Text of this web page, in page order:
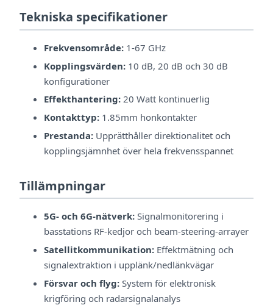
Tekniska specifikationer
Frekvensområde: 1-67 GHz
Kopplingsvärden: 10 dB, 20 dB och 30 dB
konfigurationer
Effekthantering: 20 Watt kontinuerlig
Kontakttyp: 1.85mm honkontakter
Prestanda: Upprätthåller direktionalitet och
kopplingsjämnhet över hela frekvensspannet
Tillämpningar
5G- och 6G-nätverk: Signalmonitorering i
basstations RF-kedjor och beam-steering-arrayer
Satellitkommunikation: Effektmätning och
signalextraktion i upplänk/nedlänkvägar
Försvar och flyg: System för elektronisk
krigföring och radarsignalanalys